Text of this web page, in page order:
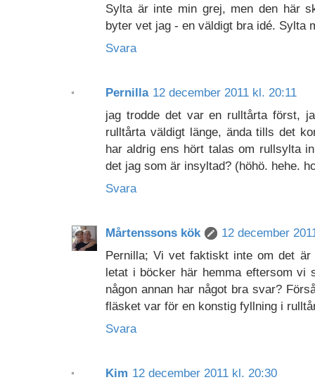
Sylta är inte min grej, men den här
byter vet jag - en väldigt bra idé. Sylta
Svara
Pernilla 12 december 2011 kl. 20:11
jag trodde det var en rulltårta först,
rulltårta väldigt länge, ända tills det
har aldrig ens hört talas om rullsylta
det jag som är insyltad? (höhö. hehe.
Svara
Mårtenssons kök
12 december
Pernilla; Vi vet faktiskt inte om det
letat i böcker här hemma eftersom vi
någon annan har något bra svar?
fläsket var för en konstig fyllning i
Svara
Kim 12 december 2011 kl. 20:30